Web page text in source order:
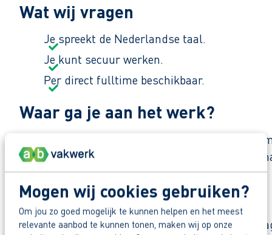
Mogen wij cookies gebruiken?
Om jou zo goed mogelijk te kunnen helpen en het meest
relevante aanbod te kunnen tonen, maken wij op onze
Wat wij vragen
Je spreekt de Nederlandse taal.
Je kunt secuur werken.
Per direct fulltime beschikbaar.
Waar ga je aan het werk?
Je gaat aan de slag bij een familiebedrijf dat al
kunstwerken. Het bedrijf is bekend om zijn
een sterke focus op duurzaamheid en innovatie.
Zo maak je werk van jouw toekomst
Reageer nu op deze vacature. Al binnen 1